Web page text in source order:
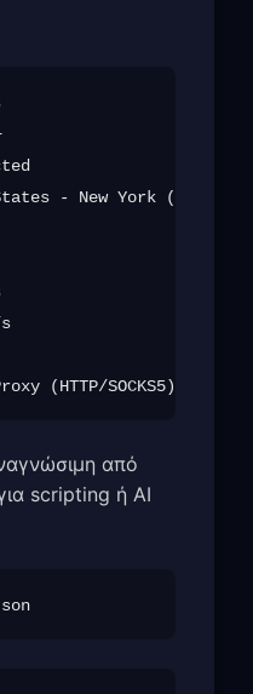
- New York (us-new-
από
scripting ή AI